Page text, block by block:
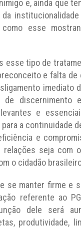
e, ainda que
institucionalidade
esse
esse tipo de
e falta de
imediato
de discernimento
e
a continuidade
e
relações seja com
o cidadão
se manter firme e
referente ao
dele será
produtividade,